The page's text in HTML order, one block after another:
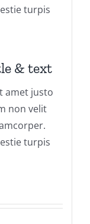
turpis
& text
amet justo
non velit
turpis